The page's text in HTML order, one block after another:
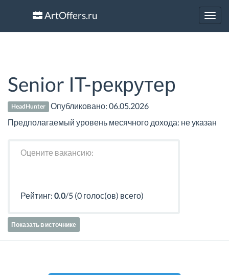
ArtOffers.ru
Senior IT-рекрутер
HeadHunter Опубликовано:06.05.2026
Предполагаемый уровень месячного дохода: не указан
Оцените вакансию:
Рейтинг: 0.0/5 (0 голос(ов) всего)
Показать в источнике